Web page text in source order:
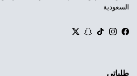
السعودية
Facebook
Instagram
TikTok
Snapchat
Twitter
طلباتي